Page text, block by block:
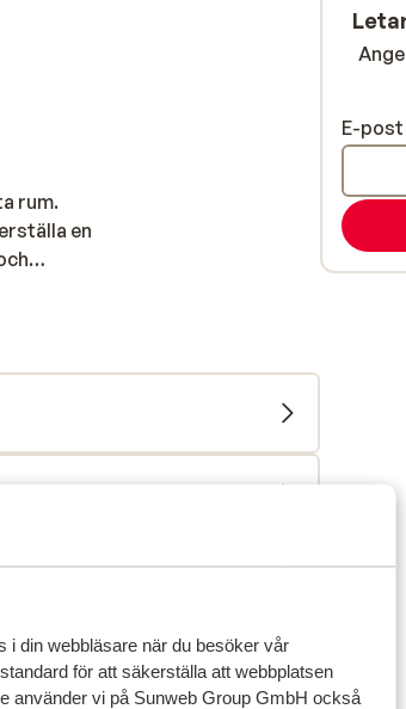
i din webbläsare när du besöker vår
för att säkerställa att webbplatsen
använder vi på Sunweb Group GmbH också
rum.
en
poolbar,
på
vilket
endast
och
E-post